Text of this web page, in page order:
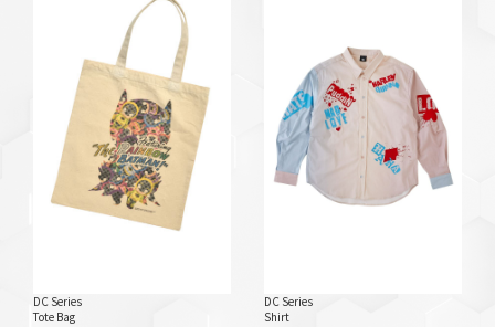
DC Series
Tote Bag
DC Series
Shirt